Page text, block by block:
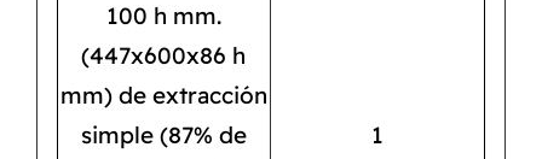
100 h mm.
(447x600x86 h
mm) de extracción
simple (87% de
1